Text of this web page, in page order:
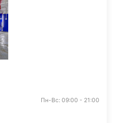
Пн-Вс: 09:00 - 21:00